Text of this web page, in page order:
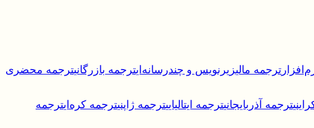
ترجمه مالیزیرنویس و چندرسانه‌ایترجمه بازرگانیترجمه محضری
ترجمه آذربایجانیترجمه ایتالیاییترجمه ژاپنیترجمه کره‌ایترجمه